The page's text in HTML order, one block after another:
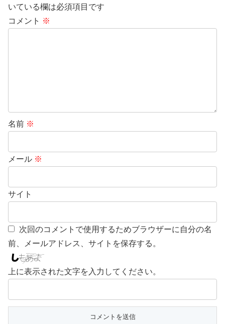
いている欄は必須項目です
コメント ※
名前 ※
メール ※
サイト
次回のコメントで使用するためブラウザーに自分の名
前、メールアドレス、サイトを保存する。
上に表示された文字を入力してください。